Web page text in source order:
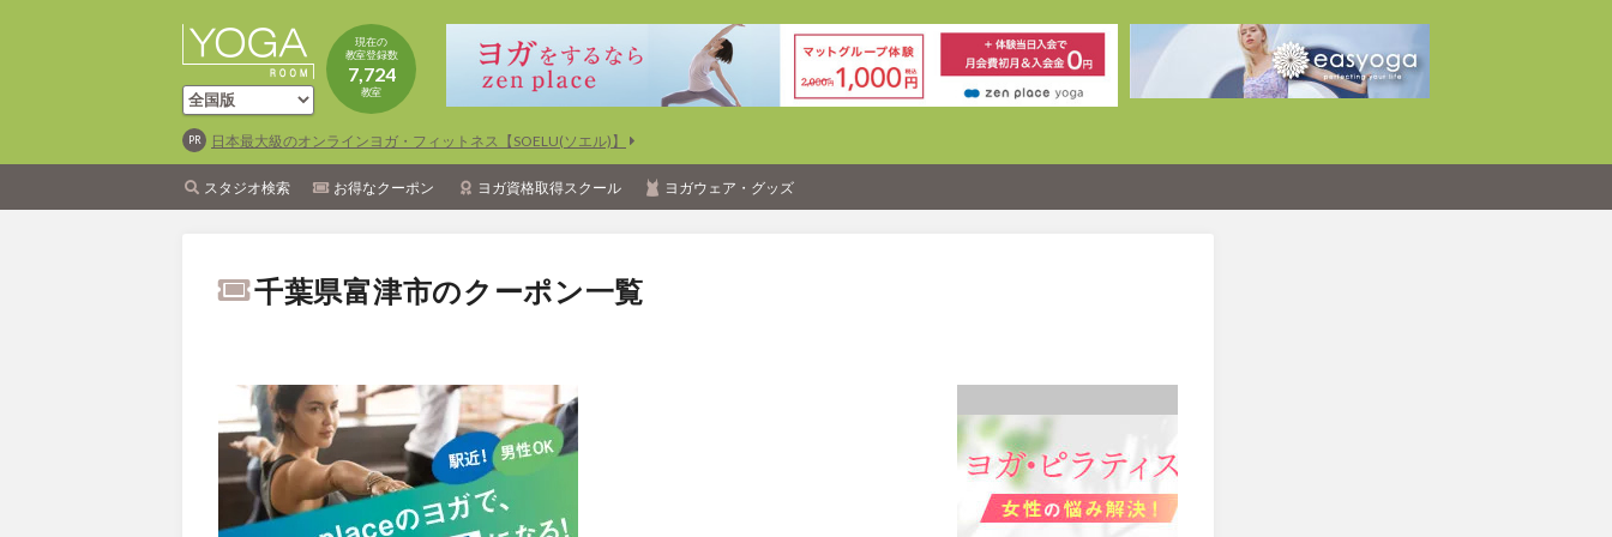
現在の
教室登録数
7,724
教室
日本最大級のオンラインヨガ・フィットネス【SOELU(ソエル)】
スタジオ検索 お得なクーポン ヨガ資格取得スクール ヨガウェア・グッズ
千葉県富津市のクーポン一覧